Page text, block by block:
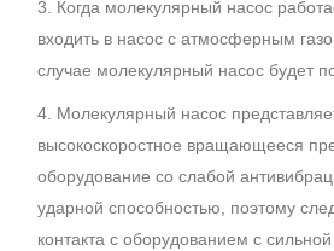
3. Когда молекулярный насос
входить в насос с атмосферным
случае молекулярный насос будет
4. Молекулярный насос
высокоскоростное вращающееся
оборудование со слабой
ударной способностью, поэтому
контакта с оборудованием с